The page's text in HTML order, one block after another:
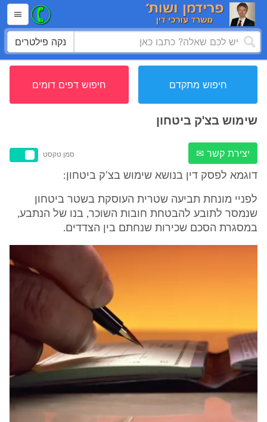
נקה פילטרים
חיפוש מתקדם חיפוש דפים דומים
שימוש בצ'ק ביטחון
יצירת קשר ✉ סמן טקסט
דוגמא לפסק דין בנושא שימוש בצ'ק ביטחון:
לפניי מונחת תביעה שטרית העוסקת בשטר ביטחון
שנמסר לתובע להבטחת חובות השוכר, בנו של הנתבע,
במסגרת הסכם שכירות שנחתם בין הצדדים.